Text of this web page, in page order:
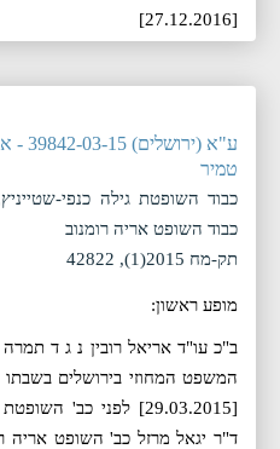
[27.12.2016]
ע"א
טמיר
כבוד השופטת גילה כנפי-
כבוד השופט אריה רומנוב
תק-מח 2015(1), 42822
מופע ראשון:
ב"כ עו"ד אריאל רובין נ ג ד
המשפט המחוזי בירושלים
[29.03.2015] לפני כב'
ד"ר יגאל מרזל כב' השופט אריה